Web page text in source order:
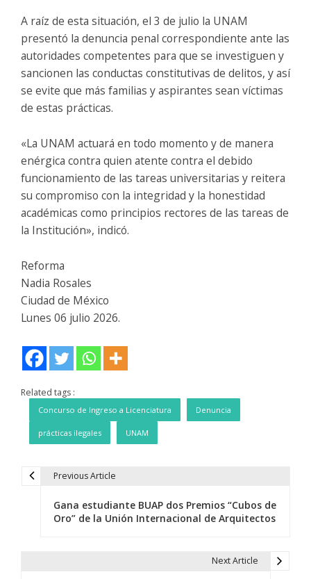
A raíz de esta situación, el 3 de julio la UNAM
presentó la denuncia penal correspondiente ante las
autoridades competentes para que se investiguen y
sancionen las conductas constitutivas de delitos, y así
se evite que más familias y aspirantes sean víctimas
de estas prácticas.
«La UNAM actuará en todo momento y de manera
enérgica contra quien atente contra el debido
funcionamiento de las tareas universitarias y reitera
su compromiso con la integridad y la honestidad
académicas como principios rectores de las tareas de
la Institución», indicó.
Reforma
Nadia Rosales
Ciudad de México
Lunes 06 julio 2026.
Related tags :
Concurso de Ingreso a Licenciatura Denuncia
prácticas ilegales UNAM
Previous Article
Gana estudiante BUAP dos Premios “Cubos de
Oro” de la Unión Internacional de Arquitectos
Next Article